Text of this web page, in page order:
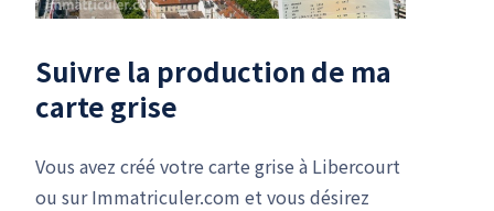
Suivre la production de ma
carte grise
Vous avez créé votre carte grise à Libercourt
ou sur Immatriculer.com et vous désirez